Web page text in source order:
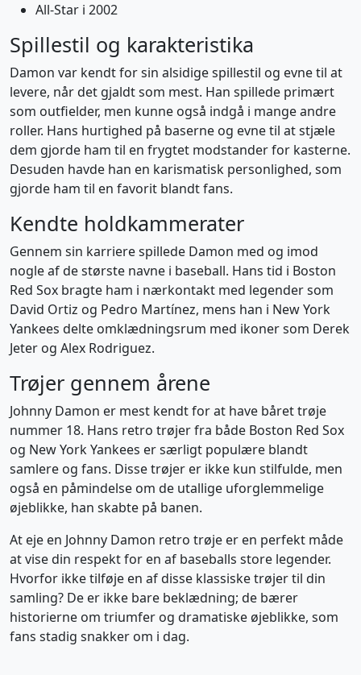
All-Star i 2002
Spillestil og karakteristika
Damon var kendt for sin alsidige spillestil og evne til at
levere, når det gjaldt som mest. Han spillede primært
som outfielder, men kunne også indgå i mange andre
roller. Hans hurtighed på baserne og evne til at stjæle
dem gjorde ham til en frygtet modstander for kasterne.
Desuden havde han en karismatisk personlighed, som
gjorde ham til en favorit blandt fans.
Kendte holdkammerater
Gennem sin karriere spillede Damon med og imod
nogle af de største navne i baseball. Hans tid i Boston
Red Sox bragte ham i nærkontakt med legender som
David Ortiz og Pedro Martínez, mens han i New York
Yankees delte omklædningsrum med ikoner som Derek
Jeter og Alex Rodriguez.
Trøjer gennem årene
Johnny Damon er mest kendt for at have båret trøje
nummer 18. Hans retro trøjer fra både Boston Red Sox
og New York Yankees er særligt populære blandt
samlere og fans. Disse trøjer er ikke kun stilfulde, men
også en påmindelse om de utallige uforglemmelige
øjeblikke, han skabte på banen.
At eje en Johnny Damon retro trøje er en perfekt måde
at vise din respekt for en af baseballs store legender.
Hvorfor ikke tilføje en af disse klassiske trøjer til din
samling? De er ikke bare beklædning; de bærer
historierne om triumfer og dramatiske øjeblikke, som
fans stadig snakker om i dag.